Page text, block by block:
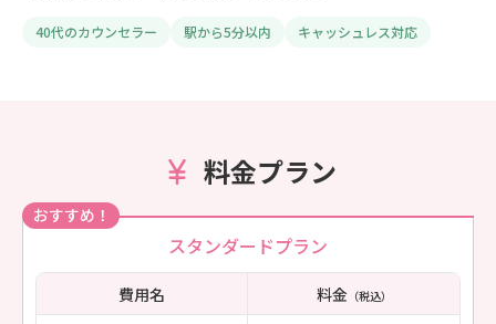
40代のカウンセラー 駅から5分以内 キャッシュレス対応
料金プラン
おすすめ！
スタンダードプラン
費用名 料金（税込）